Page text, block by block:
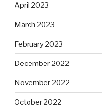
April 2023
March 2023
February 2023
December 2022
November 2022
October 2022